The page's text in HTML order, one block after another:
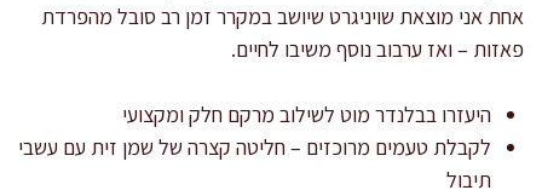
אחת אני מוצאת שויניגרט שיושב במקרר זמן רב סובל מהפרדת
פאזות – ואז ערבוב נוסף משיבו לחיים.
היעזרו בבלנדר מוט לשילוב מרקם חלק ומקצועי
לקבלת טעמים מרוכזים – חליטה קצרה של שמן זית עם עשבי
תיבול